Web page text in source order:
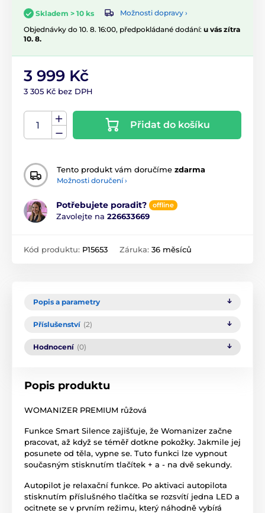
Skladem > 10 ks
Možnosti dopravy ›
Objednávky do 10. 8. 16:00, předpokládané dodání: u vás zítra
10. 8.
3 999 Kč
3 305 Kč bez DPH
Přidat do košíku
Tento produkt vám doručíme zdarma
Možnosti doručení ›
Potřebujete poradit? offline
Zavolejte na 226633669
Kód produktu: P15653 Záruka: 36 měsíců
Popis a parametry
Příslušenství (2)
Hodnocení (0)
Popis produktu
WOMANIZER PREMIUM růžová
Funkce Smart Silence zajišťuje, že Womanizer začne
pracovat, až když se téměř dotkne pokožky. Jakmile jej
posunete od těla, vypne se. Tuto funkci lze vypnout
současným stisknutím tlačítek + a - na dvě sekundy.
Autopilot je relaxační funkce. Po aktivaci autopilota
stisknutím příslušného tlačítka se rozsvítí jedna LED a
ocitnete se v prvním režimu, který náhodně vybírá